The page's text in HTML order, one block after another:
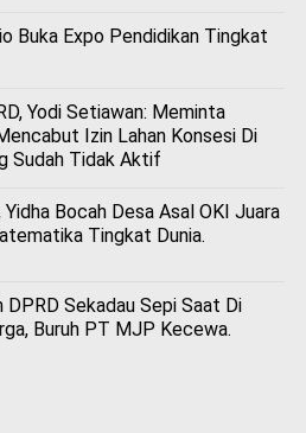
Buka Expo Pendidikan Tingkat
Yodi Setiawan: Meminta
Izin Lahan Konsesi Di
Sudah Tidak Aktif
Yidha Bocah Desa Asal OKI Juara
Tingkat Dunia.
DPRD Sekadau Sepi Saat Di
Buruh PT MJP Kecewa.